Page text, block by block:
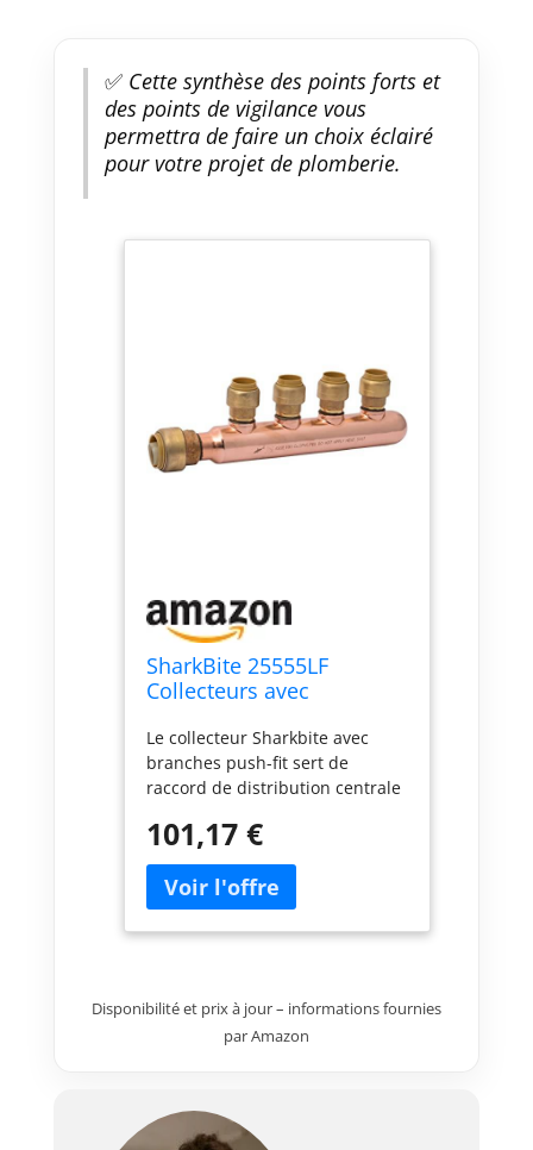
✅Cette synthèse des points forts et
des points de vigilance vous
permettra de faire un choix éclairé
pour votre projet de plomberie.
SharkBite 25555LF
Collecteurs avec
Le collecteur Sharkbite avec
branches push-fit sert de
raccord de distribution centrale
pour alimenter plusieurs lignes
d'eau. Ils éliminent les
connexions supplémentaires et
sont particulièrement utiles
dans les zones où l'eau est
push-to-connect rend
l'installation beaucoup plus
combinaison de tuyaux en
cuivre, PEX, CPVC ou PE-RT.
101,17 €
Disponibilité et prix à jour – informations fournies
par Amazon